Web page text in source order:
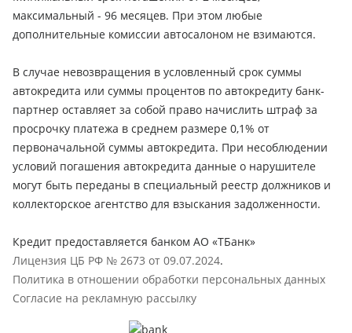
максимальный - 96 месяцев. При этом любые
дополнительные комиссии автосалоном не взимаются.
В случае невозвращения в условленный срок суммы
автокредита или суммы процентов по автокредиту банк-
партнер оставляет за собой право начислить штраф за
просрочку платежа в среднем размере 0,1% от
первоначальной суммы автокредита. При несоблюдении
условий погашения автокредита данные о нарушителе
могут быть переданы в специальный реестр должников и
коллекторское агентство для взыскания задолженности.
Кредит предоставляется банком АО «ТБанк»
Лицензия ЦБ РФ № 2673 от 09.07.2024.
Политика в отношении обработки персональных данных
Согласие на рекламную рассылку